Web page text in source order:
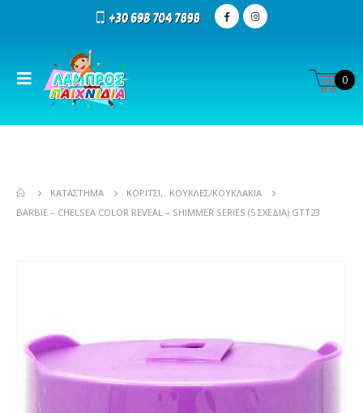
0
ΚΑΤΆΣΤΗΜΑ ΚΟΡΊΤΣΙ,
ΚΟΎΚΛΕΣ/ΚΟΥΚΛΆΚΙΑ
BARBIE – CHELSEA COLOR REVEAL – SHIMMER SERIES (5 ΣΧΕΔΙΑ) GTT23